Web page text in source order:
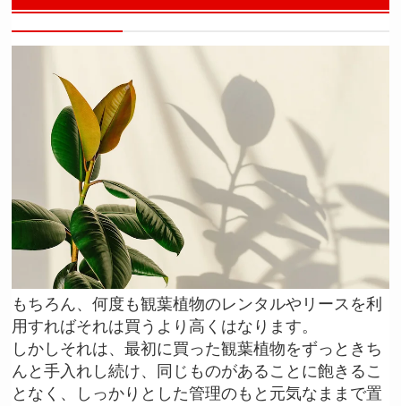
もちろん、何度も観葉植物のレンタルやリースを利
用すればそれは買うより高くはなります。
しかしそれは、最初に買った観葉植物をずっときち
んと手入れし続け、同じものがあることに飽きるこ
となく、しっかりとした管理のもと元気なままで置